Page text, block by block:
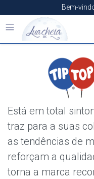
Bem-
Está em total
traz para a suas
as tendências de
reforçam a
torna a marca